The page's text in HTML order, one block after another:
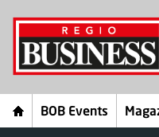
BOB Events